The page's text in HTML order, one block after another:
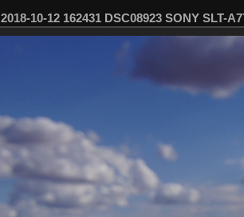
2018-10-12 162431 DSC08923 SONY SLT-